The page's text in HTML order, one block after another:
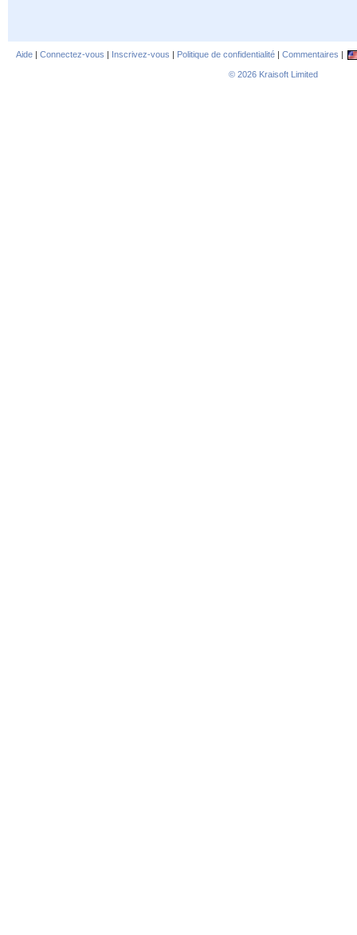
Aide | Connectez-vous | Inscrivez-vous | Politique de confidentialité | Commentaires |
© 2026 Kraisoft Limited